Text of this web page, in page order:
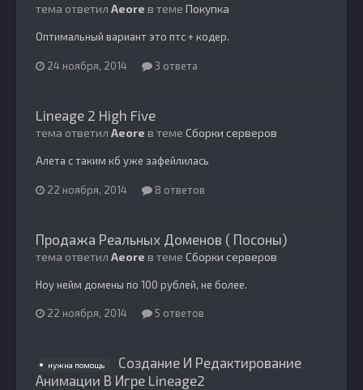
тема ответил Aeore в теме Покупка
Оптимальный вариант это птс + кодер.
24 ноября, 2014 3 ответа
Lineage 2 High Five
тема ответил Aeore в теме Сборки серверов
Алета с таким кб уже зафейлилась
22 ноября, 2014 8 ответов
Продажа Реальных Доменов ( Посоны)
тема ответил Aeore в теме Сборки серверов
Ноу нейм домены по 100 рублей, не более.
22 ноября, 2014 5 ответов
нужна помощь
Создание И Редактирование
Анимации В Игре Lineage2